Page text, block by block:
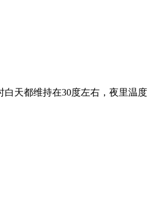
天都维持在30度左右，夜里温度